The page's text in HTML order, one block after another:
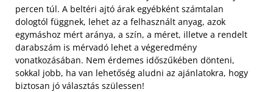
percen túl. A beltéri ajtó árak egyébként számtalan
dologtól függnek, lehet az a felhasznált anyag, azok
egymáshoz mért aránya, a szín, a méret, illetve a rendelt
darabszám is mérvadó lehet a végeredmény
vonatkozásában. Nem érdemes időszűkében dönteni,
sokkal jobb, ha van lehetőség aludni az ajánlatokra, hogy
biztosan jó választás szülessen!